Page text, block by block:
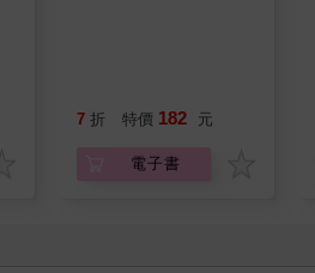
7 折 特價 182 元
電子書